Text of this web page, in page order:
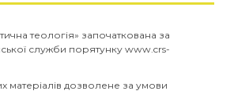
теологія» започаткована за
служби порятунку www.crs-
матеріалів дозволене за умови